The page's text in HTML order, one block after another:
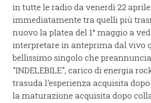
in tutte le radio da venerdì 22
immediatamente tra quelli più
nuovo la platea del 1° maggio a
interpretare in anteprima dal vivo
bellissimo singolo che
"INDELEBILE", carico di energia
trasuda l'esperienza acquisita
la maturazione acquisita dopo